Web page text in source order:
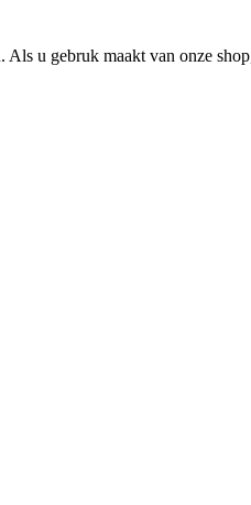
u gebruk maakt van onze